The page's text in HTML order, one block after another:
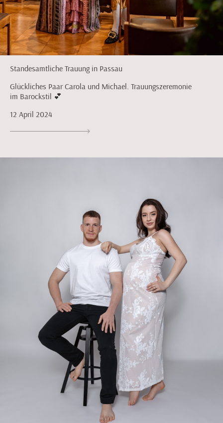
Standesamtliche Trauung in Passau
Glückliches Paar Carola und Michael. Trauungszeremonie
im Barockstil 💕
12 April 2024